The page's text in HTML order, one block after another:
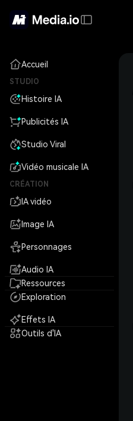
Accueil
STUDIO
Histoire IA
Publicités IA
Studio Viral
Vidéo musicale IA
CRÉATION
IA vidéo
Image IA
Personnages
Audio IA
Ressources
Exploration
Effets IA
Outils d'IA